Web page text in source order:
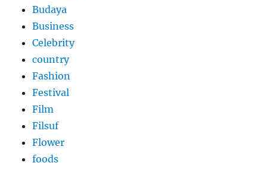
Budaya
Business
Celebrity
country
Fashion
Festival
Film
Filsuf
Flower
foods